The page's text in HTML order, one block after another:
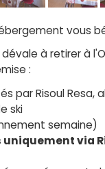
vous
à retirer à
:
par Risoul Resa,
ski
semaine)
via